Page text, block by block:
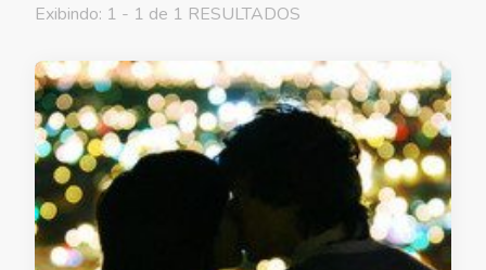
Exibindo: 1 - 1 de 1 RESULTADOS